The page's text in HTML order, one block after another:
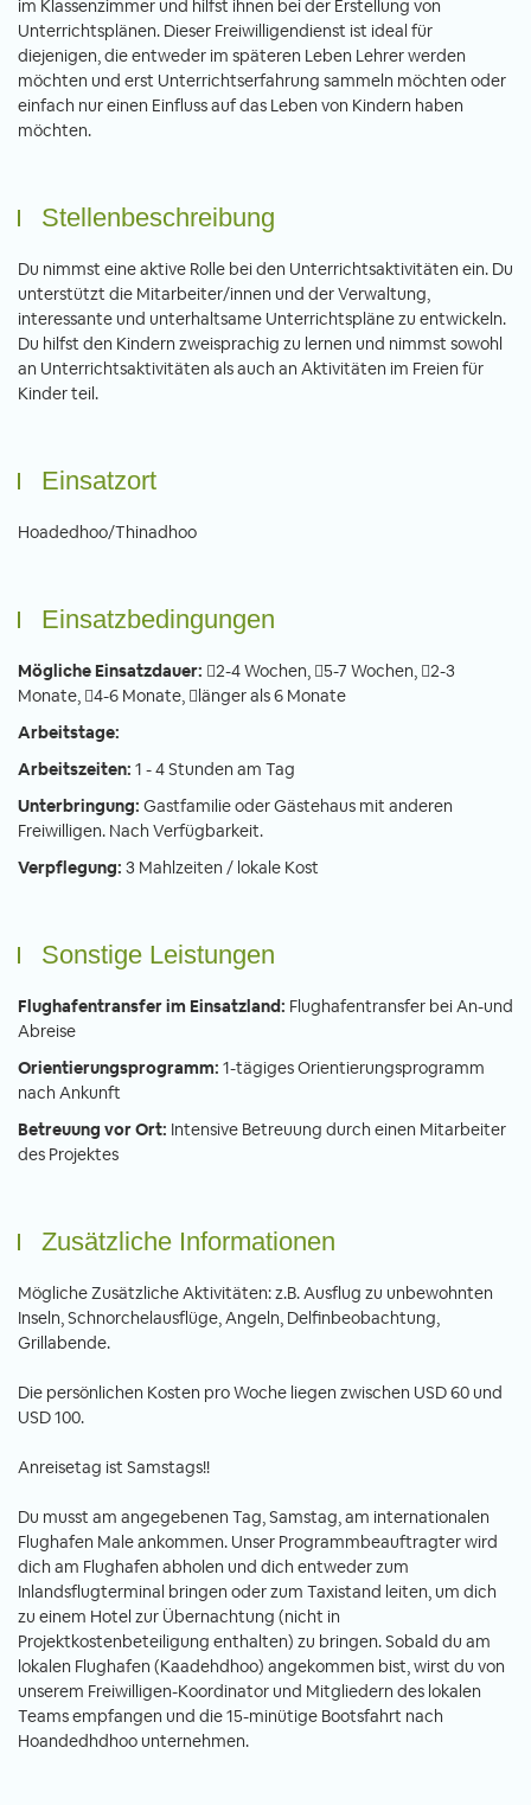
im Klassenzimmer und hilfst ihnen bei der Erstellung von
Unterrichtsplänen. Dieser Freiwilligendienst ist ideal für
diejenigen, die entweder im späteren Leben Lehrer werden
möchten und erst Unterrichtserfahrung sammeln möchten oder
einfach nur einen Einfluss auf das Leben von Kindern haben
möchten.
Stellenbeschreibung
Du nimmst eine aktive Rolle bei den Unterrichtsaktivitäten ein. Du
unterstützt die Mitarbeiter/innen und der Verwaltung,
interessante und unterhaltsame Unterrichtspläne zu entwickeln.
Du hilfst den Kindern zweisprachig zu lernen und nimmst sowohl
an Unterrichtsaktivitäten als auch an Aktivitäten im Freien für
Kinder teil.
Einsatzort
Hoadedhoo/Thinadhoo
Einsatzbedingungen
Mögliche Einsatzdauer: 2-4 Wochen, 5-7 Wochen,
2-3
Monate,
4-6 Monate,
länger als 6 Monate
Arbeitstage:
Arbeitszeiten: 1 - 4 Stunden am Tag
Unterbringung: Gastfamilie oder Gästehaus mit anderen
Freiwilligen. Nach Verfügbarkeit.
Verpflegung: 3 Mahlzeiten / lokale Kost
Sonstige Leistungen
Flughafentransfer im Einsatzland: Flughafentransfer bei An-und
Abreise
Orientierungsprogramm: 1-tägiges Orientierungsprogramm
nach Ankunft
Betreuung vor Ort: Intensive Betreuung durch einen Mitarbeiter
des Projektes
Zusätzliche Informationen
Mögliche Zusätzliche Aktivitäten: z.B. Ausflug zu unbewohnten
Inseln, Schnorchelausflüge, Angeln, Delfinbeobachtung,
Grillabende.
Die persönlichen Kosten pro Woche liegen zwischen USD 60 und
USD 100.
Anreisetag ist Samstags!!
Du musst am angegebenen Tag, Samstag, am internationalen
Flughafen Male ankommen. Unser Programmbeauftragter wird
dich am Flughafen abholen und dich entweder zum
Inlandsflugterminal bringen oder zum Taxistand leiten, um dich
zu einem Hotel zur Übernachtung (nicht in
Projektkostenbeteiligung enthalten) zu bringen. Sobald du am
lokalen Flughafen (Kaadehdhoo) angekommen bist, wirst du von
unserem Freiwilligen-Koordinator und Mitgliedern des lokalen
Teams empfangen und die 15-minütige Bootsfahrt nach
Hoandedhdhoo unternehmen.